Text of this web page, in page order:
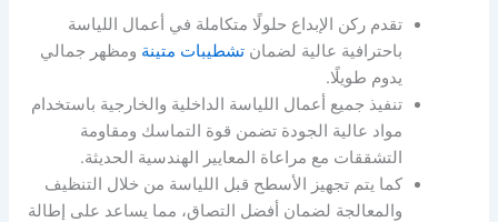
تقدم ركن الإبداع حلولًا متكاملة في أعمال اللياسة
باحترافية عالية لضمانتشطيبات متينة ومظهر جمالي
يدوم طويلًا.
تنفيذ جميع أعمال اللياسة الداخلية والخارجية باستخدام
مواد عالية الجودة تضمن قوة التماسك ومقاومة
التشققات مع مراعاة المعايير الهندسية الحديثة.
كما يتم تجهيز الأسطح قبل اللياسة من خلال التنظيف
والمعالجة لضمان أفضل التصاق، مما يساعد على إطالة